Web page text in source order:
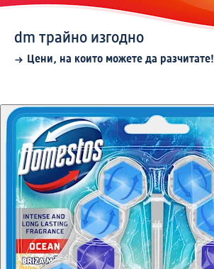
dm трайно изгодно
Цени, на които можете да разчитате!